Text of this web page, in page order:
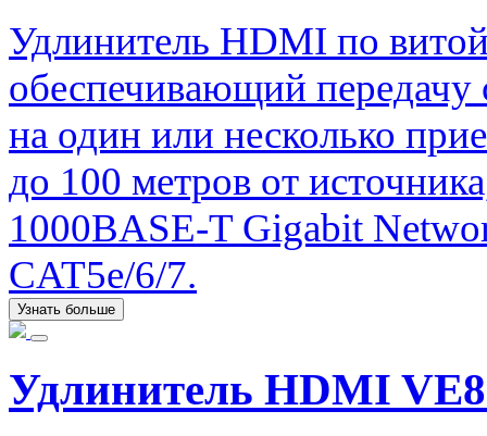
Удлинитель HDMI по
обеспечивающий передачу
на один или несколько
до 100 метров от
1000BASE-T Gigabit
CAT5e/6/7.
Узнать больше
Удлинитель HDMI